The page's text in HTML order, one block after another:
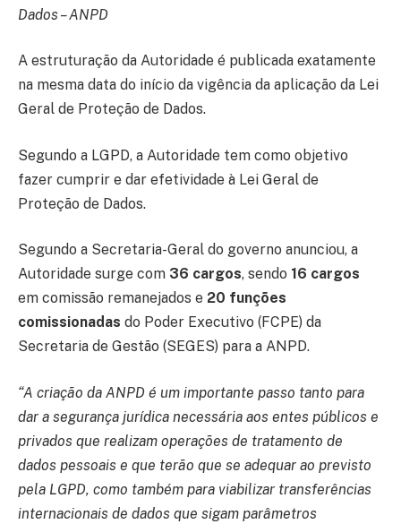
Dados – ANPD
A estruturação da Autoridade é publicada exatamente
na mesma data do início da vigência da aplicação da Lei
Geral de Proteção de Dados.
Segundo a LGPD, a Autoridade tem como objetivo
fazer cumprir e dar efetividade à Lei Geral de
Proteção de Dados.
Segundo a Secretaria-Geral do governo anunciou, a
Autoridade surge com 36 cargos, sendo 16 cargos
em comissão remanejados e 20 funções
comissionadas do Poder Executivo (FCPE) da
Secretaria de Gestão (SEGES) para a ANPD.
“A criação da ANPD é um importante passo tanto para
dar a segurança jurídica necessária aos entes públicos e
privados que realizam operações de tratamento de
dados pessoais e que terão que se adequar ao previsto
pela LGPD, como também para viabilizar transferências
internacionais de dados que sigam parâmetros